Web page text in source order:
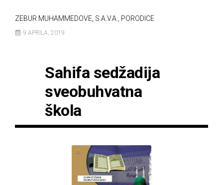
ZEBUR MUHAMMEDOVE, S.A.V.A., PORODICE
9 APRILA, 2019
Sahifa sedžadija
sveobuhvatna
škola